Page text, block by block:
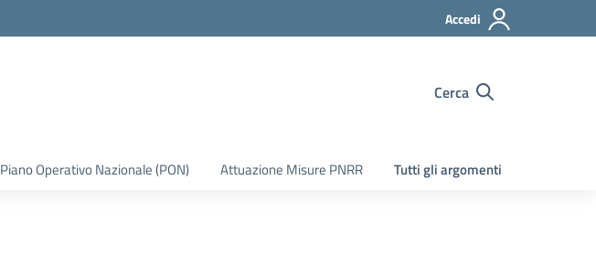
Accedi
Cerca
Piano Operativo Nazionale (PON) Attuazione Misure PNRR Tutti gli argomenti